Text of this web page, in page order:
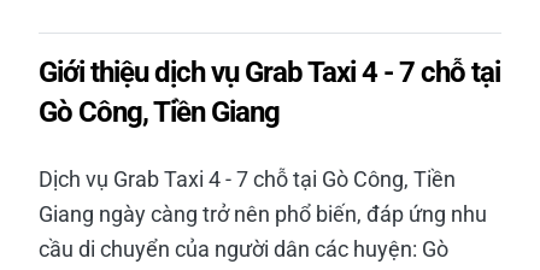
Giới thiệu dịch vụ Grab Taxi 4 - 7 chỗ tại
Gò Công, Tiền Giang
Dịch vụ Grab Taxi 4 - 7 chỗ tại Gò Công, Tiền
Giang ngày càng trở nên phổ biến, đáp ứng nhu
cầu di chuyển của người dân các huyện: Gò